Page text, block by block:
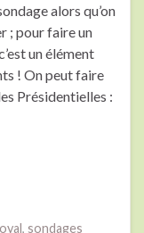
alors qu’on
; pour faire un
un élément
! On peut faire
Présidentielles :
, sondages